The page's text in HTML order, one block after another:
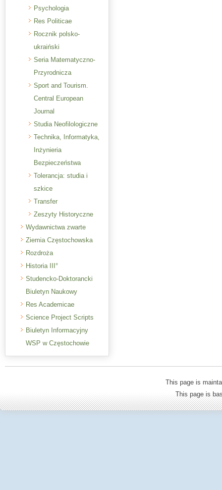
Psychologia
Res Politicae
Rocznik polsko-
ukraiński
Seria Matematyczno-
Przyrodnicza
Sport and Tourism.
Central European
Journal
Studia Neofilologiczne
Technika, Informatyka,
Inżynieria
Bezpieczeństwa
Tolerancja: studia i
szkice
Transfer
Zeszyty Historyczne
Wydawnictwa zwarte
Ziemia Częstochowska
Rozdroża
Historia III°
Studencko-Doktorancki
Biuletyn Naukowy
Res Academicae
Science Project Scripts
Biuletyn Informacyjny
WSP w Częstochowie
This page is
This page is